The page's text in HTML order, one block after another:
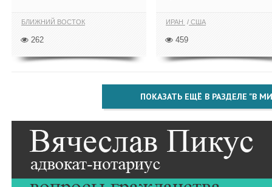
БЛИЖНИЙ ВОСТОК
262
ИРАН США
459
ПОКАЗАТЬ ЕЩЁ В РАЗДЕЛЕ "В